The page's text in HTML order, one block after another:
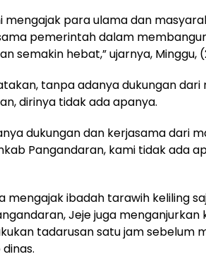
mengajak para ulama dan
pemerintah dalam
semakin hebat,” ujarnya, Minggu,
tanpa adanya dukungan
dirinya tidak ada apanya.
dukungan dan kerjasama dari
Pangandaran, kami tidak ada
mengajak ibadah tarawih keliling
Jeje juga
tadarusan satu jam sebelum